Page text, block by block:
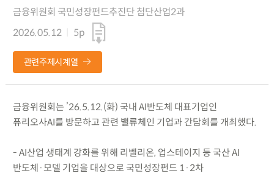
금융위원회 국민성장펀드추진단 첨단산업2과
2026.05.12
5p
관련주제시계열
금융위원회는 ’26.5.12.(화) 국내 AI반도체 대표기업인
퓨리오사AI를 방문하고 관련 밸류체인 기업과 간담회를 개최했다.
- AI산업 생태계 강화를 위해 리벨리온, 업스테이지 등 국산 AI
반도체·모델 기업을 대상으로 국민성장펀드 1·2차